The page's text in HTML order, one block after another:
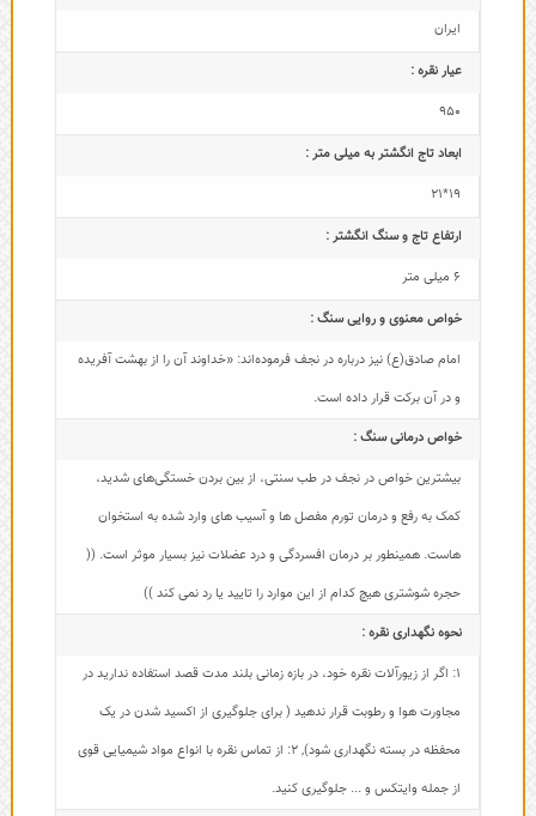
ایران
عیار نقره :
950
ابعاد تاج‌ انگشتر به میلی متر :
19*21
ارتفاع تاج و سنگ انگشتر :
6 میلی متر
خواص معنوی و روایی سنگ :
امام صادق(ع) نیز درباره در نجف فرموده‌اند: «خداوند آن را از بهشت آفریده
و در آن برکت قرار داده است.
خواص درمانی سنگ :
بیشترین خواص در نجف در طب سنتی، از بین بردن خستگی‌های شدید،
کمک به رفع و درمان تورم مفصل ها و آسیب ‌های وارد شده به استخوان‌
هاست. همینطور بر درمان افسردگی و درد عضلات نیز بسیار موثر است. ((
حجره شوشتری هیچ کدام از این موارد را تایید یا رد نمی کند ))
نحوه نگهداری نقره :
1: اگر از زیورآلات نقره خود، در بازه زمانی بلند مدت قصد استفاده ندارید در
مجاورت هوا و رطوبت قرار ندهید ( برای جلوگیری از اکسید شدن در یک
محفظه در بسته نگهداری شود), 2: از تماس نقره با انواع مواد شیمیایی قوی
از جمله وایتکس و ... جلوگیری کنید.